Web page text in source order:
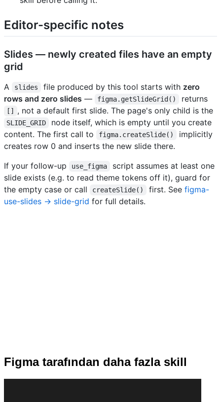
Editor-specific notes
Slides — newly created files have an empty
grid
A slides file produced by this tool starts with zero
rows and zero slides — figma.getSlideGrid() returns
[] , not a default first slide. The page's only child is the
SLIDE_GRID
node itself, which is empty until you create
content. The first call to
figma.createSlide()
implicitly
creates row 0 and inserts the new slide there.
If your follow-up
use_figma
script assumes at least one
slide exists (e.g. to read theme tokens off it), guard for
the empty case or call
createSlide() first. See figma-
use-slides → slide-grid for full details.
Figma tarafından daha fazla skill